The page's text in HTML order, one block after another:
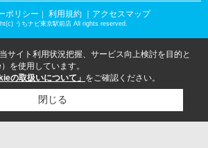
ポリシー 利用規約 ｜アクセスマップ
うちナビ東京駅前店 All rights reserved.
サイト利用状況把握、サービス向上検討を目的と
を使用しています。
の取扱いについて」 をご確認ください。
閉じる